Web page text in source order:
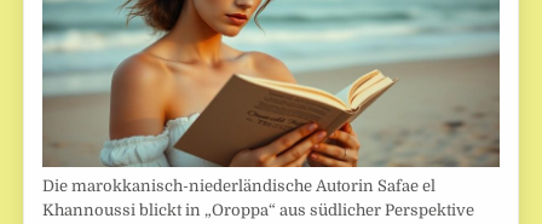
Die marokkanisch-niederländische Autorin Safae el
Khannoussi blickt in „Oroppa“ aus südlicher Perspektive